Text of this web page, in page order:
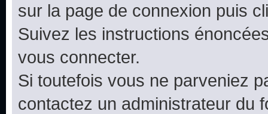
sur la page de connexion puis
Suivez les instructions
vous connecter.
Si toutefois vous ne parveniez
contactez un administrateur du